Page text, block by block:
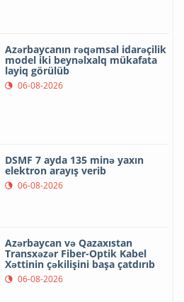
Azərbaycanın rəqəmsal idarəçilik
model iki beynəlxalq mükafata
layiq görülüb
06-08-2026
DSMF 7 ayda 135 minə yaxın
elektron arayış verib
06-08-2026
Azərbaycan və Qazaxıstan
Transxəzər Fiber-Optik Kabel
Xəttinin çəkilişini başa çatdırıb
06-08-2026